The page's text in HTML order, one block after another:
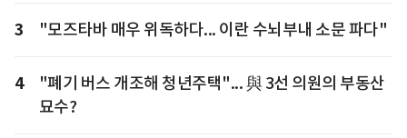
3 "모즈타바 매우 위독하다... 이란 수뇌부내 소문 파다"
4
"폐기 버스 개조해 청년주택"... 與 3선 의원의 부동산
묘수?